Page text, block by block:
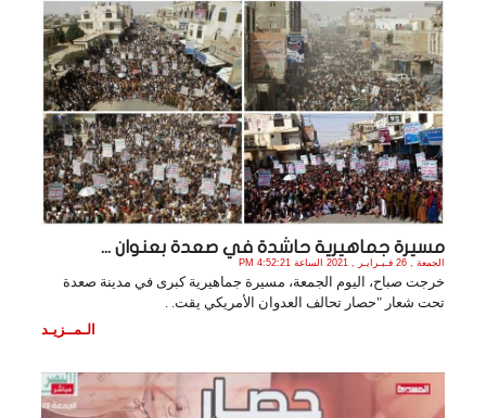
مسيرة جماهيرية حاشدة في صعدة بعنوان ...
الجمعة , 26 فـبـرايـر , 2021 الساعة 4:52:21 PM
خرجت صباح، اليوم الجمعة، مسيرة جماهيرية كبرى في مدينة صعدة
تحت شعار "حصار تحالف العدوان الأمريكي يقت. .
الـمــزيـد